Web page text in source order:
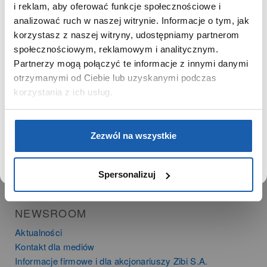
i reklam, aby oferować funkcje społecznościowe i
analizować ruch w naszej witrynie. Informacje o tym, jak
korzystasz z naszej witryny, udostępniamy partnerom
społecznościowym, reklamowym i analitycznym.
Partnerzy mogą połączyć te informacje z innymi danymi
otrzymanymi od Ciebie lub uzyskanymi podczas
korzystania z ich usług.
Zezwól na wszystkie
Spersonalizuj
Zgoda na ciasteczka
PRODUKTY
Zegarki
Instrumenty muzyczne
Kalkulatory
SIECI SPRZEDAŻY
Time Trend
NEWSROOM
Aktualności
Kontakt dla mediów
Informacje firmowe i dla akcjonariuszy Zibi S.A.
SZANOWNY UŻYTKOWNIKU,
SZANOWNA UŻYTKOWNICZKO
Używamy plików cookie w celach analitycznych,
statystycznych i marketingowych, w tym aby analizować
ruch w tej witrynie, optymalizować jej działanie oraz
zapamiętywać Twoje preferencje.